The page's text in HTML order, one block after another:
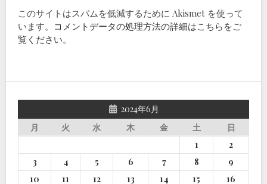
このサイトはスパムを低減するために Akismet を使って
います。 コメントデータの処理方法の詳細はこちらをご
覧ください。
2024年6月
月
火 水 木 金 土
日
1
2
3
4 5 6 7 8
9
10
11 12 13 14 15
16